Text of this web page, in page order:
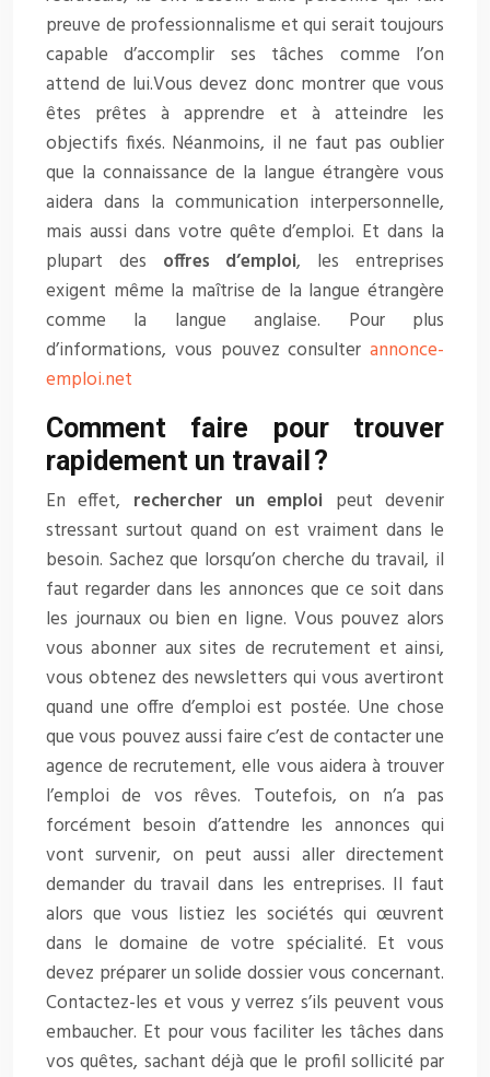
preuve de professionnalisme et qui serait toujours
capable d’accomplir ses tâches comme l’on
attend de lui.Vous devez donc montrer que vous
êtes prêtes à apprendre et à atteindre les
objectifs fixés. Néanmoins, il ne faut pas oublier
que la connaissance de la langue étrangère vous
aidera dans la communication interpersonnelle,
mais aussi dans votre quête d’emploi. Et dans la
plupart des offres d’emploi, les entreprises
exigent même la maîtrise de la langue étrangère
comme la langue anglaise. Pour plus
d’informations, vous pouvez consulter annonce-
emploi.net
Comment faire pour trouver
rapidement un travail ?
En effet, rechercher un emploi peut devenir
stressant surtout quand on est vraiment dans le
besoin. Sachez que lorsqu’on cherche du travail, il
faut regarder dans les annonces que ce soit dans
les journaux ou bien en ligne. Vous pouvez alors
vous abonner aux sites de recrutement et ainsi,
vous obtenez des newsletters qui vous avertiront
quand une offre d’emploi est postée. Une chose
que vous pouvez aussi faire c’est de contacter une
agence de recrutement, elle vous aidera à trouver
l’emploi de vos rêves. Toutefois, on n’a pas
forcément besoin d’attendre les annonces qui
vont survenir, on peut aussi aller directement
demander du travail dans les entreprises. Il faut
alors que vous listiez les sociétés qui œuvrent
dans le domaine de votre spécialité. Et vous
devez préparer un solide dossier vous concernant.
Contactez-les et vous y verrez s’ils peuvent vous
embaucher. Et pour vous faciliter les tâches dans
vos quêtes, sachant déjà que le profil sollicité par